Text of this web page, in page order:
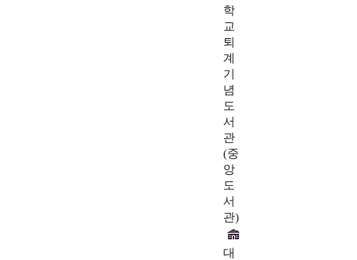
학
교
퇴
계
기
념
도
서
관
(중
앙
도
서
관)
대